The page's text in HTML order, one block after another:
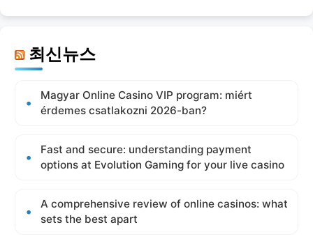
최신뉴스
Magyar Online Casino VIP program: miért
érdemes csatlakozni 2026-ban?
Fast and secure: understanding payment
options at Evolution Gaming for your live casino
A comprehensive review of online casinos: what
sets the best apart